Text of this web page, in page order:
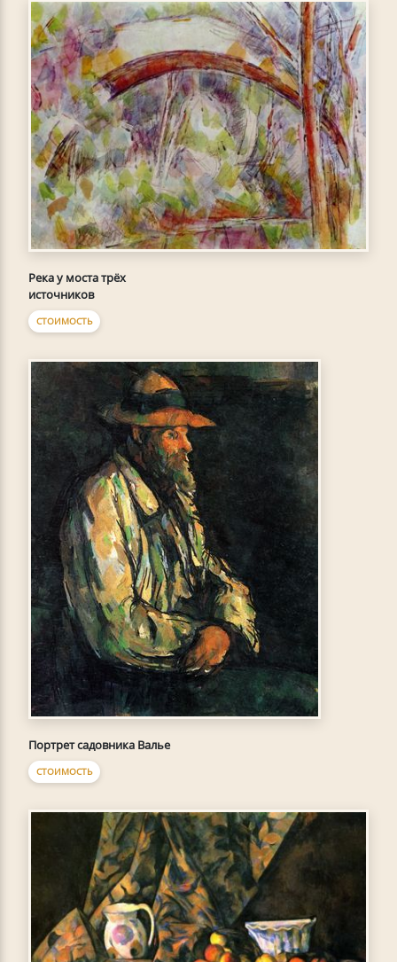
Река у моста трёх
источников
СТОИМОСТЬ
Портрет садовника Валье
СТОИМОСТЬ